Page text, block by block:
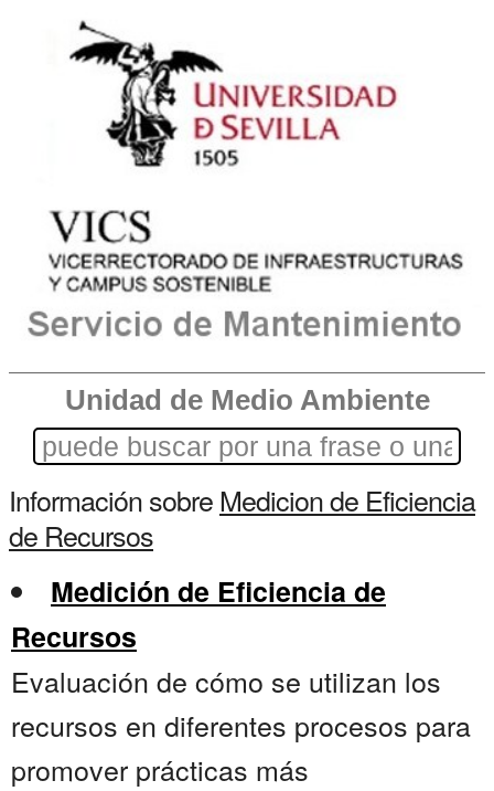
Unidad de Medio Ambiente
Información sobreMedicion de Eficiencia
de Recursos
Medición de Eficiencia de
Recursos
Evaluación de cómo se utilizan los
recursos en diferentes procesos para
promover prácticas más